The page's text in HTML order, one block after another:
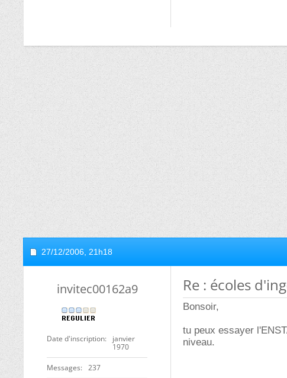
27/12/2006, 21h18
invitec00162a9
Date d'inscription
janvier
1970
Messages 237
Re : écoles
Bonsoir,
tu peux essayer
niveau.